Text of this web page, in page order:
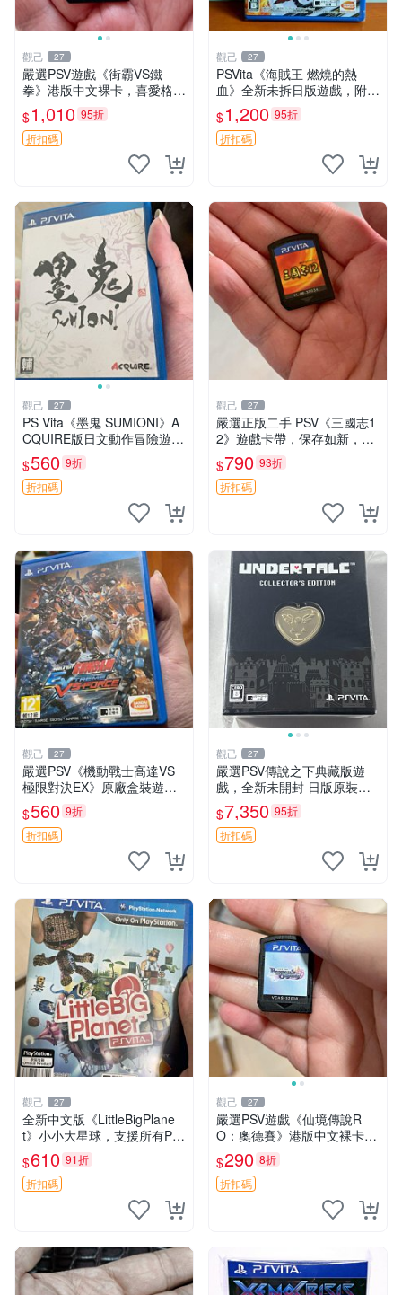
觀己 27
嚴選PSV遊戲《街霸VS鐵
拳》港版中文裸卡，喜愛格鬥
遊戲收藏推薦，全新未拆封嚴
密封存。格鬥迷必備佳作。
街霸 鉄拳 PSV 測試
$1,010 95折
折扣碼
觀己 27
PSVita《海賊王 燃燒的熱
血》全新未拆日版遊戲，附原
盒保全新收藏 海賊王 PSVita
日版 游戲機
$1,200 95折
折扣碼
觀己 27
PS Vita《墨鬼 SUMIONI》A
CQUIRE版日文動作冒險遊戲
支持觸控 國內發貨 同城享優
惠 中文日文對譯 好成色卡帶
盒 此機適合 PSV玩家
$560 9折
折扣碼
觀己 27
嚴選正版二手 PSV《三國志1
2》遊戲卡帶，保存如新，游
戲內容完美好如初，適合收藏
或即刻遊玩 三國志12 PSV 卡
帶 游戲 遊戲
$790 93折
折扣碼
觀己 27
嚴選PSV《機動戰士高達VS
極限對決EX》原廠盒裝遊
戲， CONDITION近乎全新，
超值收藏推薦！ 高達 游戲 P
SV 盒裝
$560 9折
折扣碼
觀己 27
嚴選PSV傳說之下典藏版遊
戲，全新未開封 日版原裝現
貨供應 傳說之下 PSV 典藏版
日版 游戲
$7,350 95折
折扣碼
觀己 27
全新中文版《LittleBigPlane
t》小小大星球，支援所有PS
V主機，動作冒險遊戲，多人
連線對戰樂趣無窮，盒裝如
新，適合收藏 小小大星球 PS
$610 91折
折扣碼
觀己 27
嚴選PSV遊戲《仙境傳說R
O：奧德賽》港版中文裸卡，
功能正常成色佳 仙境傳說RO
奧德賽 港版
$290 8折
折扣碼